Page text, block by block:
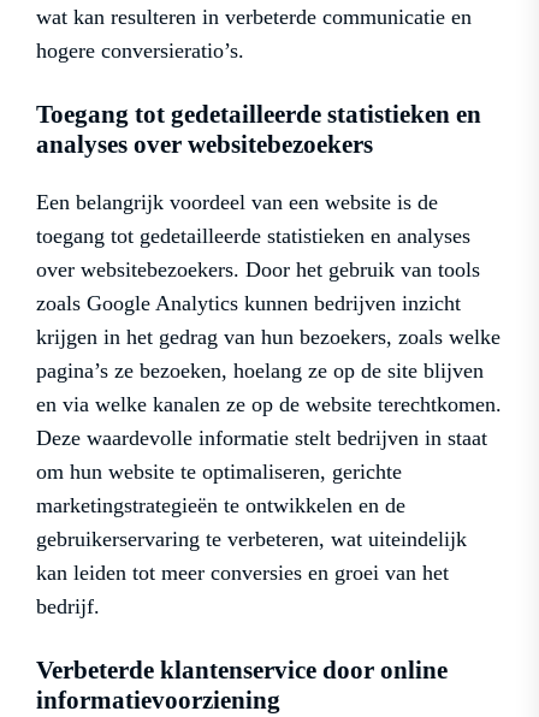
wat kan resulteren in verbeterde communicatie en
hogere conversieratio’s.
Toegang tot gedetailleerde statistieken en
analyses over websitebezoekers
Een belangrijk voordeel van een website is de
toegang tot gedetailleerde statistieken en analyses
over websitebezoekers. Door het gebruik van tools
zoals Google Analytics kunnen bedrijven inzicht
krijgen in het gedrag van hun bezoekers, zoals welke
pagina’s ze bezoeken, hoelang ze op de site blijven
en via welke kanalen ze op de website terechtkomen.
Deze waardevolle informatie stelt bedrijven in staat
om hun website te optimaliseren, gerichte
marketingstrategieën te ontwikkelen en de
gebruikerservaring te verbeteren, wat uiteindelijk
kan leiden tot meer conversies en groei van het
bedrijf.
Verbeterde klantenservice door online
informatievoorziening